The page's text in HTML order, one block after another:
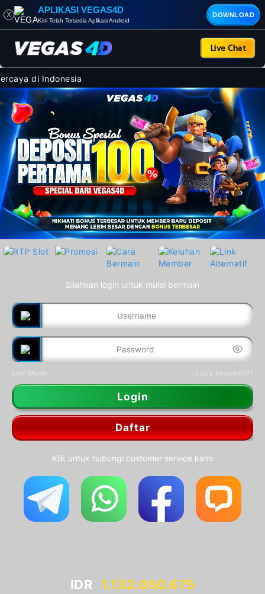
X APLIKASI VEGAS4D
Kini Telah Tersedia Aplikasi Android
DOWNLOAD
Live Chat
di Indonesia
Silahkan login untuk mulai bermain
Lite Mode Lupa password?
Login
Daftar
Klik untuk hubungi customer service kami
IDR 1.132.056.850